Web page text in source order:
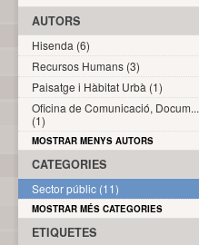
AUTORS
Hisenda (6)
Recursos Humans (3)
Paisatge i Hàbitat Urbà (1)
Oficina de Comunicació, Docum...
(1)
MOSTRAR MENYS AUTORS
CATEGORIES
Sector públic (11)
MOSTRAR MÉS CATEGORIES
ETIQUETES